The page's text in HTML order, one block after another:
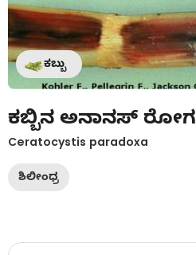
ಕಬ್ಬು
ಕಬ್ಬಿನ ಅನಾನಸ್ ರೋಗ
Ceratocystis paradoxa
ಶಿಲೀಂಧ್ರ